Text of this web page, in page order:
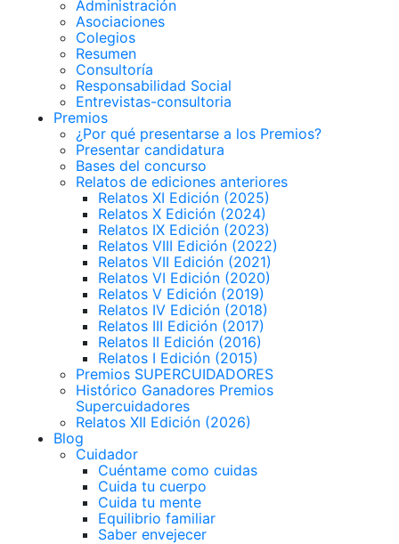
Administración
Asociaciones
Colegios
Resumen
Consultoría
Responsabilidad Social
Entrevistas-consultoria
Premios
¿Por qué presentarse a los Premios?
Presentar candidatura
Bases del concurso
Relatos de ediciones anteriores
Relatos XI Edición (2025)
Relatos X Edición (2024)
Relatos IX Edición (2023)
Relatos VIII Edición (2022)
Relatos VII Edición (2021)
Relatos VI Edición (2020)
Relatos V Edición (2019)
Relatos IV Edición (2018)
Relatos III Edición (2017)
Relatos II Edición (2016)
Relatos I Edición (2015)
Premios SUPERCUIDADORES
Histórico Ganadores Premios
Supercuidadores
Relatos XII Edición (2026)
Blog
Cuidador
Cuéntame como cuidas
Cuida tu cuerpo
Cuida tu mente
Equilibrio familiar
Saber envejecer